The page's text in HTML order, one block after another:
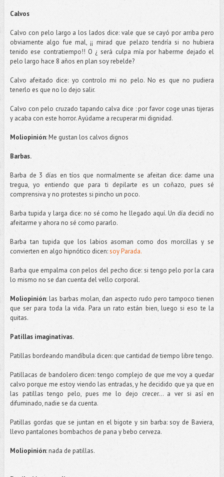
Calvos
Calvo con pelo largo a los lados dice: vale que se cayó por arriba pero
obviamente algo fue mal, ¡¡ mirad que pelazo tendría si no hubiera
tenido ese contratiempo!! O ¿ será culpa mía por haberme dejado el
pelo largo hace 8 años en plan soy rebelde?
Calvo afeitado dice: yo controlo mi no pelo. No es que no pudiera
tenerlo es que no lo dejo salir.
Calvo con pelo cruzado tapando calva dice : por favor coge unas tijeras
y acaba con este horror.Ayúdame a recuperar mi dignidad.
Moliopinión: Me gustan los calvos dignos
Barbas.
Barba de 3 días en tíos que normalmente se afeitan dice: dame una
tregua, yo entiendo que para ti depilarte es uncoñazo, pues sé
comprensiva y no protestes si pincho un poco.
Barba tupida y larga dice: no sé como he llegado aquí. Un día decidí no
afeitarme y ahora no sé como pararlo.
Barba tan tupida que los labios asoman como dos morcillas y se
convierten en algo hipnótico dicen:soy Parada.
Barba que empalma con pelos del pecho dice: si tengo pelo por la cara
lo mismo no se dan cuenta del vello corporal.
Moliopinión: las barbas molan, dan aspecto rudo pero tampoco tienen
que ser para toda la vida. Para un rato están bien, luego si eso te la
quitas.
Patillas imaginativas.
Patillas bordeando mandíbula dicen: que cantidad de tiempo libre tengo.
Patillacas de bandolero dicen: tengo complejo de que me voy a quedar
calvo porque me estoy viendo las entradas, y he decidido que ya que en
las patillastengo pelo, pues me lo dejo crecer... a ver si así en
difuminado, nadie se da cuenta.
Patillas gordas que se juntan en el bigote y sin barba: soy deBaviera,
llevo pantalones bombachos de pana y bebo cerveza.
Moliopinión: nada de patillas.